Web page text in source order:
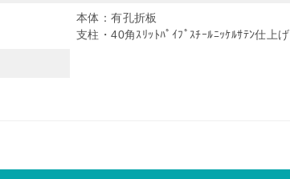
本体：有孔折板
支柱・40角ｽﾘｯﾄﾊﾟｲﾌﾟｽﾁｰﾙﾆｯｹﾙｻﾃﾝ仕上げ